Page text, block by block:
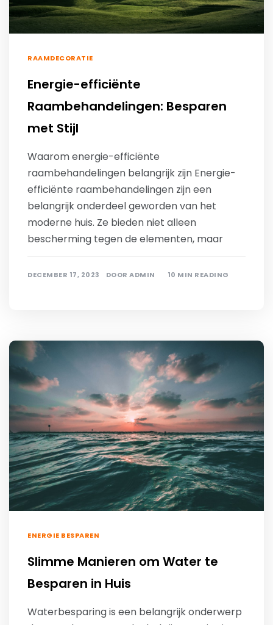
RAAMDECORATIE
Energie-efficiënte
Raambehandelingen: Besparen
met Stijl
Waarom energie-efficiënte
raambehandelingen belangrijk zijn Energie-
efficiënte raambehandelingen zijn een
belangrijk onderdeel geworden van het
moderne huis. Ze bieden niet alleen
bescherming tegen de elementen, maar
DECEMBER 17, 2023 DOOR ADMIN 10 MIN READING
ENERGIE BESPAREN
Slimme Manieren om Water te
Besparen in Huis
Waterbesparing is een belangrijk onderwerp